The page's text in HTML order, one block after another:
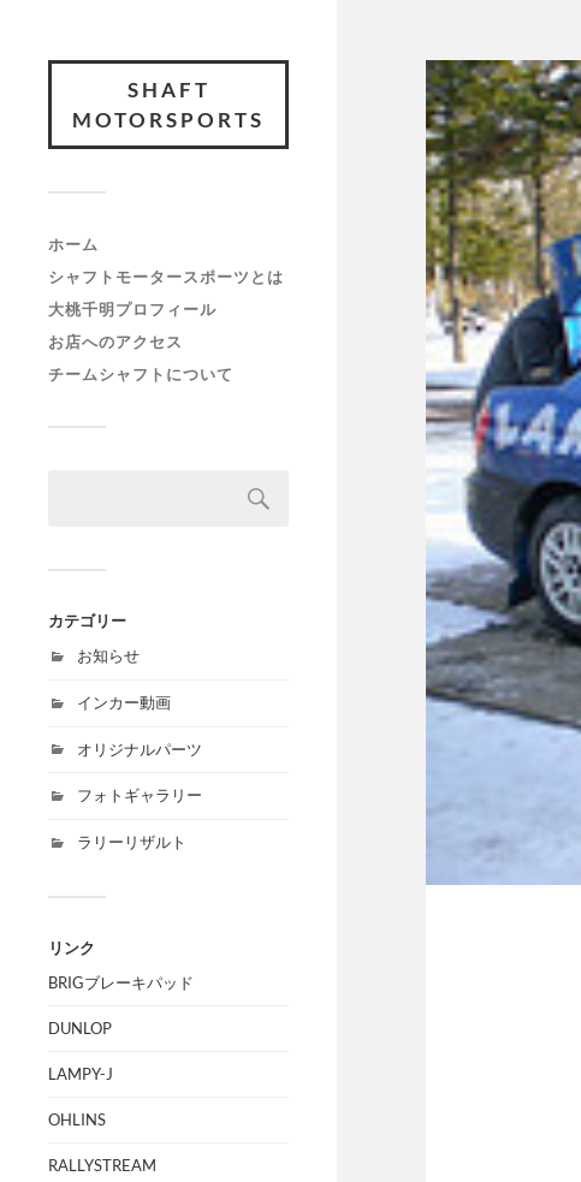
SHAFT
MOTORSPORTS
ホーム
シャフトモータースポーツとは
大桃千明プロフィール
お店へのアクセス
チームシャフトについて
カテゴリー
お知らせ
インカー動画
オリジナルパーツ
フォトギャラリー
ラリーリザルト
リンク
BRIGブレーキパッド
DUNLOP
LAMPY-J
OHLINS
RALLYSTREAM